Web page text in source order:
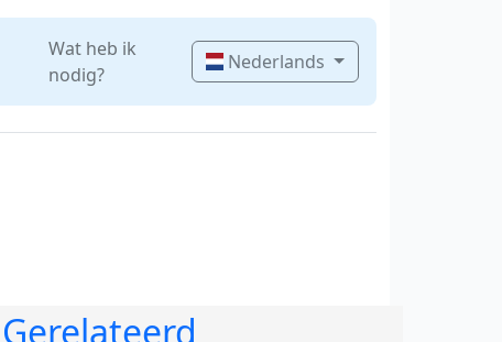
Wat heb ik
nodig?
Nederlands
Gerelateerd